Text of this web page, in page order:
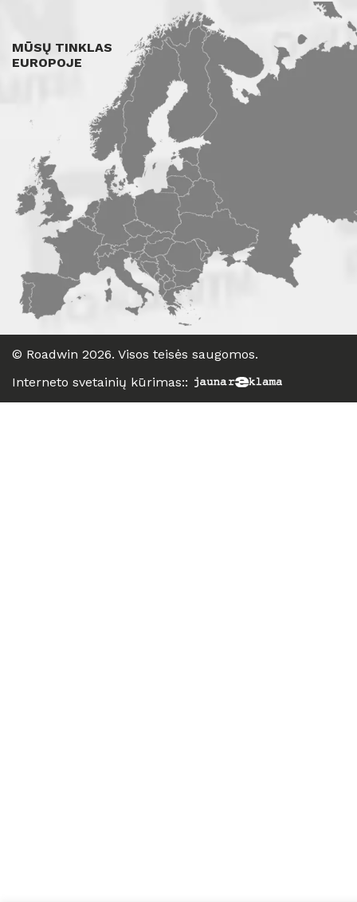
MŪSŲ TINKLAS
EUROPOJE
© Roadwin 2026. Visos teisės saugomos.
Interneto svetainių kūrimas::